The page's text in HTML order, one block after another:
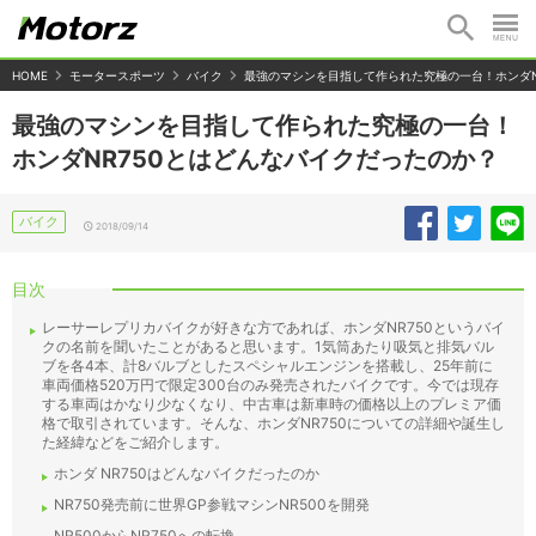
HOME モータースポーツ バイク 最強のマシンを目指して作られた究極の一台！ホン
最強のマシンを目指して作られた究極の一台！
ホンダNR750とはどんなバイクだったのか？
バイク 2018/09/14
目次
レーサーレプリカバイクが好きな方であれば、ホンダNR750というバイ
クの名前を聞いたことがあると思います。1気筒あたり吸気と排気バル
ブを各4本、計8バルブとしたスペシャルエンジンを搭載し、25年前に
車両価格520万円で限定300台のみ発売されたバイクです。今では現存
する車両はかなり少なくなり、中古車は新車時の価格以上のプレミア価
格で取引されています。そんな、ホンダNR750についての詳細や誕生し
た経緯などをご紹介します。
ホンダ NR750はどんなバイクだったのか
NR750発売前に世界GP参戦マシンNR500を開発